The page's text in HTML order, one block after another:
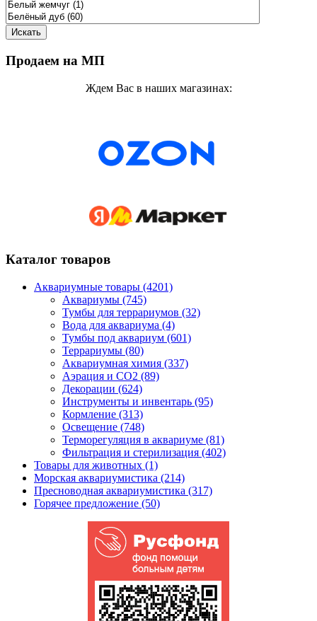
Продаем на МП
Ждем Вас в наших магазинах:
Каталог товаров
Аквариумные товары (4201)
Аквариумы (745)
Тумбы для террариумов (32)
Вода для аквариума (4)
Тумбы под аквариум (601)
Террариумы (80)
Аквариумная химия (337)
Аэрация и CO2 (89)
Декорации (624)
Инструменты и инвентарь (95)
Кормление (313)
Освещение (748)
Терморегуляция в аквариуме (81)
Фильтрация и стерилизация (402)
Товары для животных (1)
Морская аквариумистика (214)
Пресноводная аквариумистика (317)
Горячее предложение (50)